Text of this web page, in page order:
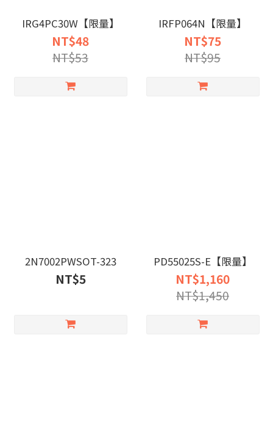
IRG4PC30W【限量】
NT$48
NT$53
IRFP064N【限量】
NT$75
NT$95
2N7002PWSOT-323
NT$5
PD55025S-E【限量】
NT$1,160
NT$1,450